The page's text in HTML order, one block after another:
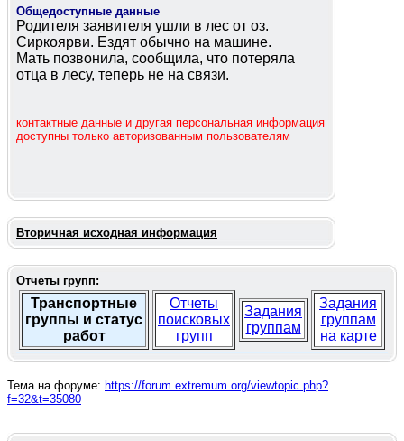
Общедоступные данные
Родителя заявителя ушли в лес от оз.
Сиркоярви. Ездят обычно на машине.
Мать позвонила, сообщила, что потеряла
отца в лесу, теперь не на связи.
контактные данные и другая персональная информация
доступны только авторизованным пользователям
Вторичная исходная информация
Отчеты групп:
Транспортные
группы и статус
работ
Отчеты
поисковых
групп
Задания
группам
Задания
группам
на карте
Тема на форуме: https://forum.extremum.org/viewtopic.php?
f=32&t=35080